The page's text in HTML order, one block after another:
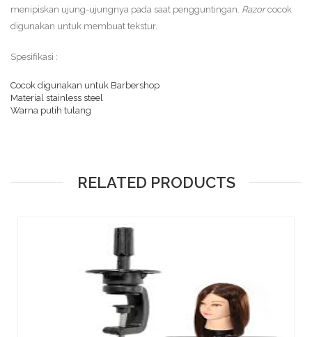
menipiskan ujung-ujungnya pada saat pengguntingan. Razorcocok
digunakan untuk membuat tekstur.
Spesifikasi :
Cocok digunakan untuk Barbershop
Material stainless steel
Warna putih tulang
RELATED PRODUCTS